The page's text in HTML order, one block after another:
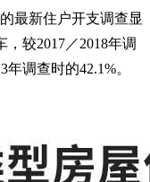
最新住户开支调查显
，较2017／2018年调
调查时的42.1%。